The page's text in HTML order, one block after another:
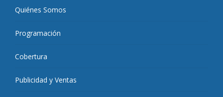
Quiénes Somos
Programación
Cobertura
Publicidad y Ventas